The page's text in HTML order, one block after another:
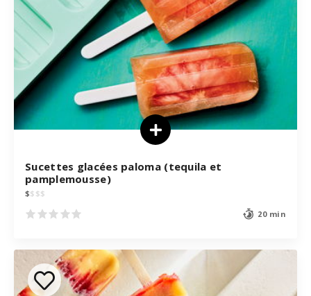
Sucettes glacées paloma (tequila et
pamplemousse)
$$ $$
20 min